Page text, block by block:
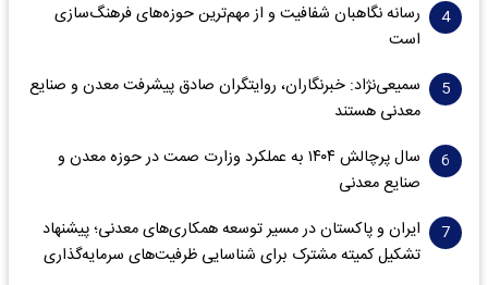
رسانه نگاهبان شفافیت و از مهم‌ترین حوزه‌های فرهنگ‌سازی
است
سمیعی‌نژاد: خبرنگاران، روایتگران صادق پیشرفت معدن و صنایع
معدنی هستند
سال پرچالش ۱۴۰۴ به عملکرد وزارت صمت در حوزه معدن و
صنایع معدنی
ایران و پاکستان در مسیر توسعه همکاری‌های معدنی؛ پیشنهاد
تشکیل کمیته مشترک برای شناسایی ظرفیت‌های سرمایه‌گذاری